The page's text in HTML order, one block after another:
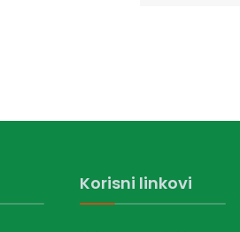
Korisni linkovi